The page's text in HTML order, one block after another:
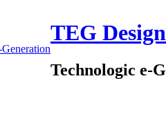
TEG Design
Technologic e-